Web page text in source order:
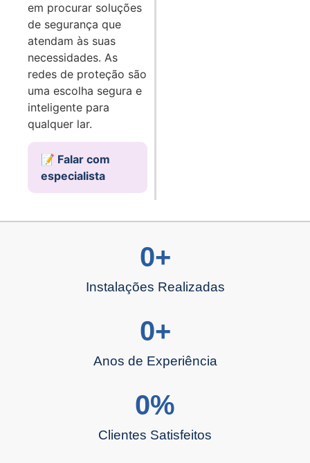
em procurar soluções
de segurança que
atendam às suas
necessidades. As
redes de proteção são
uma escolha segura e
inteligente para
qualquer lar.
📝 Falar com
especialista
Instalações Realizadas
0+
Anos de Experiência
0+
Clientes Satisfeitos
0%